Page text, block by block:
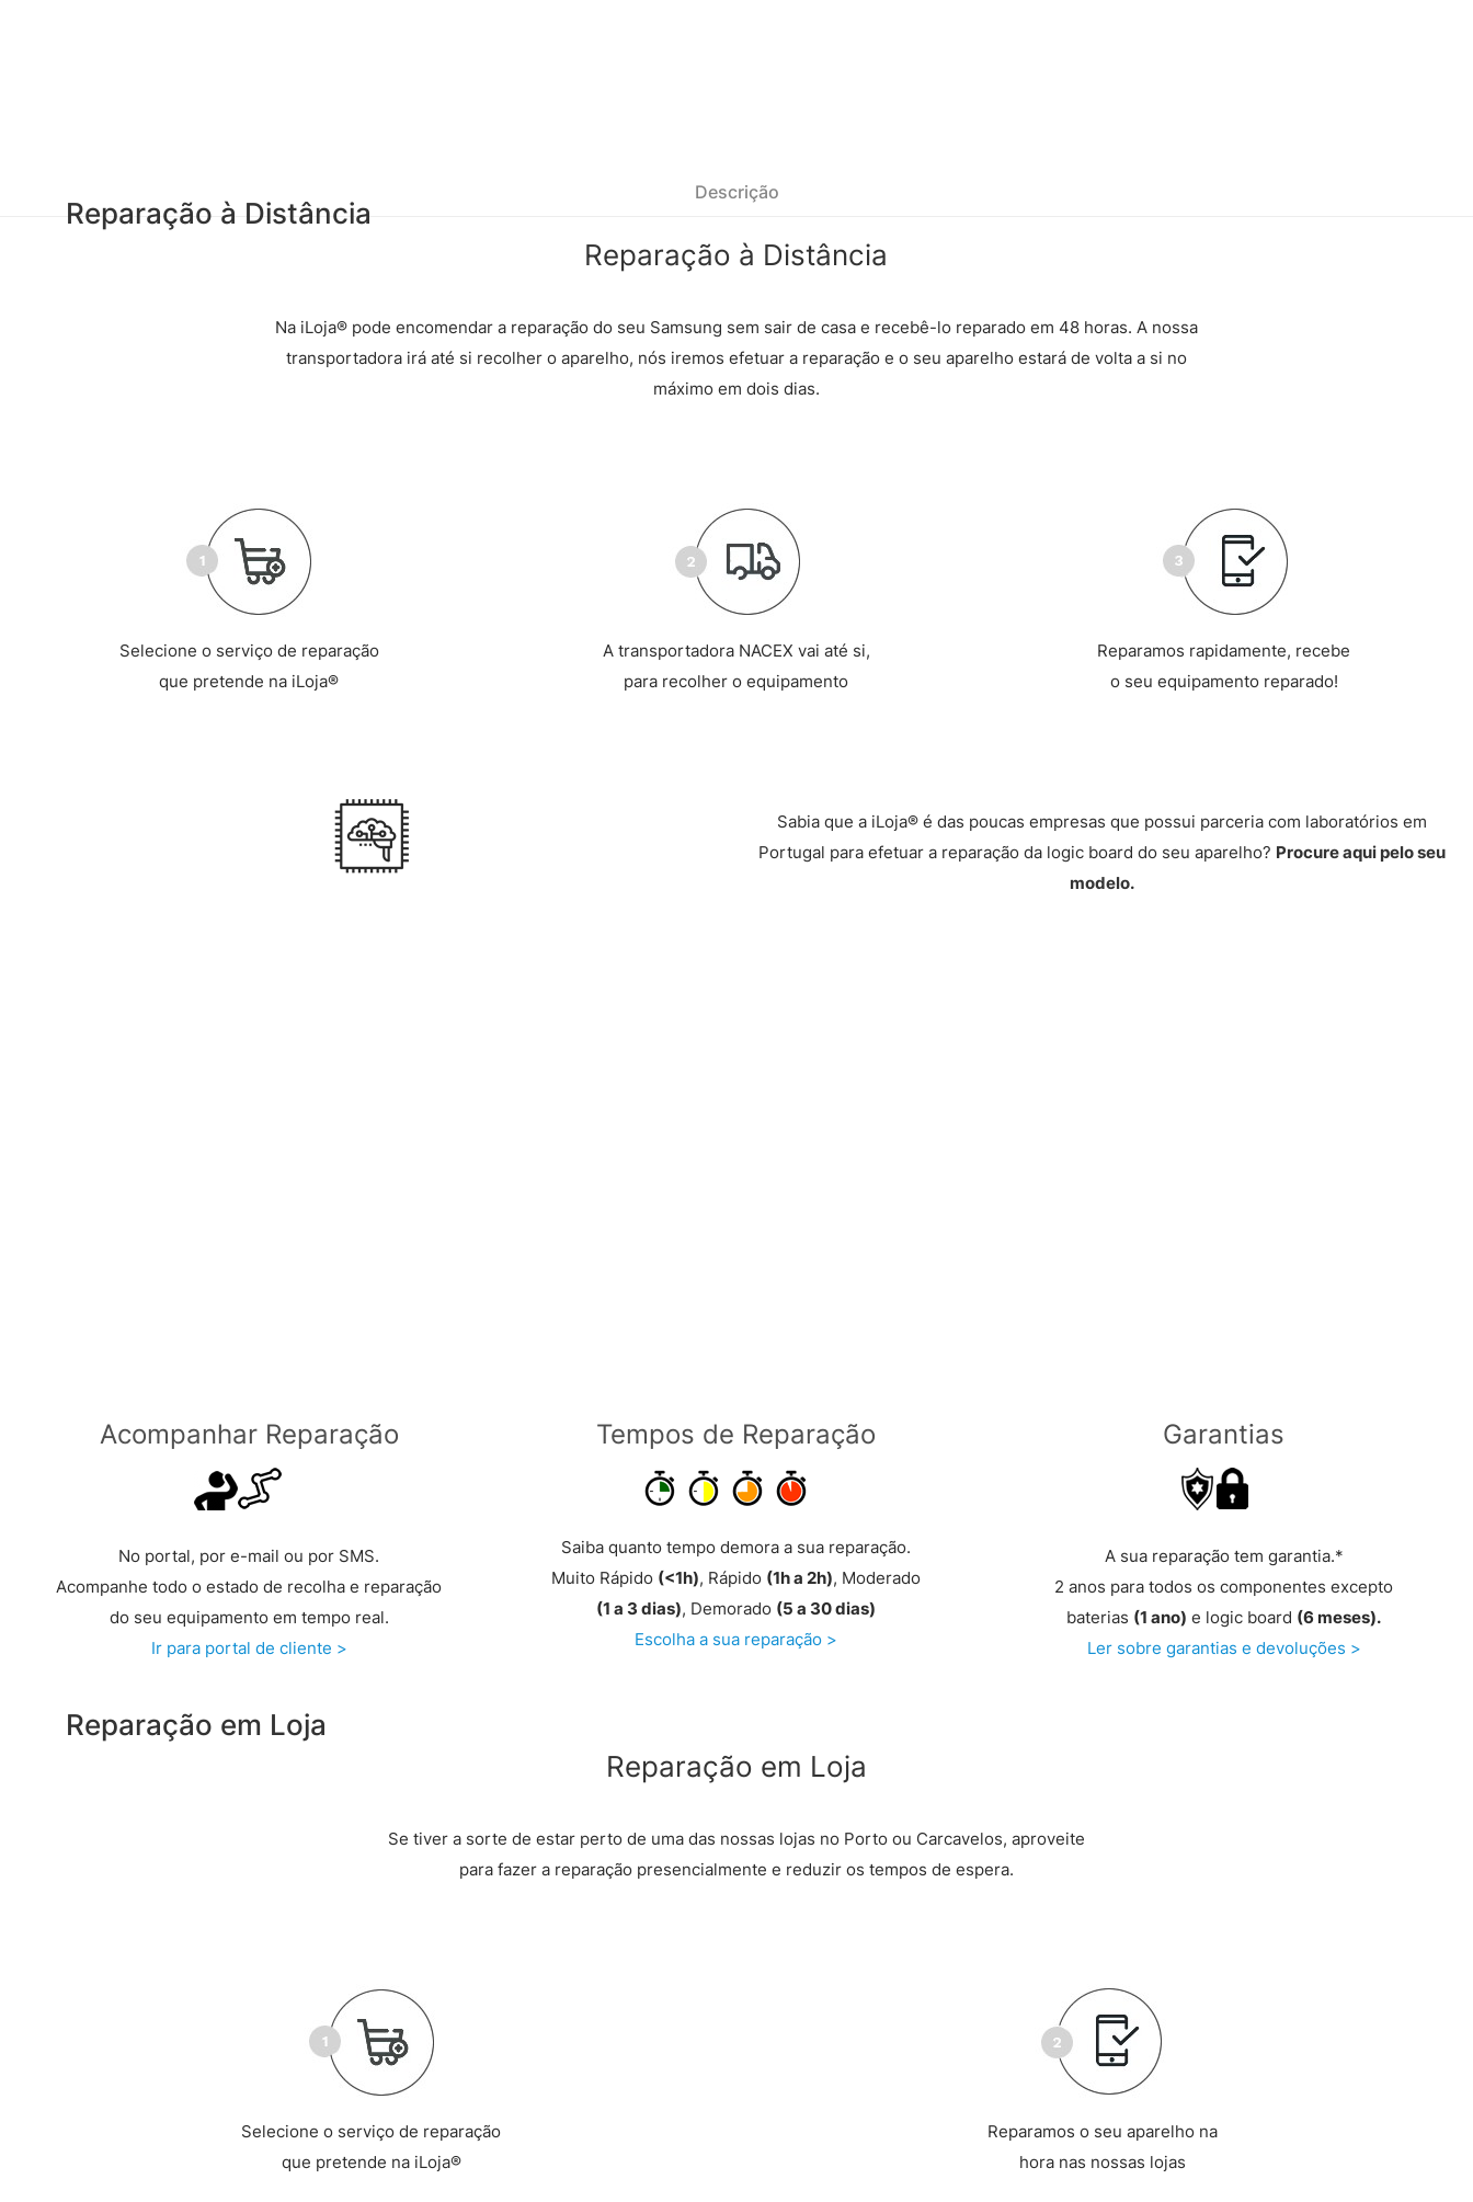
Descrição
Reparação à Distância
Reparação à Distância
Na iLoja® pode encomendar a reparação do seu Samsung sem sair de casa e recebê-lo reparado em 48 horas. A nossa
transportadora irá até si recolher o aparelho, nós iremos efetuar a reparação e o seu aparelho estará de volta a si no
máximo em dois dias.
Selecione o serviço de reparação
que pretende na iLoja®
A transportadora NACEX vai até si,
para recolher o equipamento
Reparamos rapidamente, recebe
o seu equipamento reparado!
Sabia que a iLoja® é das poucas empresas que possui parceria com laboratórios em
Portugal para efetuar a reparação da logic board do seu aparelho? Procure aqui pelo seu
modelo.
Acompanhar Reparação
No portal, por e-mail ou por SMS.
Acompanhe todo o estado de recolha e reparação
do seu equipamento em tempo real.
Ir para portal de cliente >
Tempos de Reparação
Saiba quanto tempo demora a sua reparação.
Muito Rápido (<1h), Rápido (1h a 2h), Moderado
(1 a 3 dias), Demorado (5 a 30 dias)
Escolha a sua reparação >
Garantias
A sua reparação tem garantia.*
2 anos para todos os componentes excepto
baterias (1 ano) e logic board (6 meses).
Ler sobre garantias e devoluções >
Reparação em Loja
Reparação em Loja
Se tiver a sorte de estar perto de uma das nossas lojas no Porto ou Carcavelos, aproveite
para fazer a reparação presencialmente e reduzir os tempos de espera.
Selecione o serviço de reparação
que pretende na iLoja®
Reparamos o seu aparelho na
hora nas nossas lojas